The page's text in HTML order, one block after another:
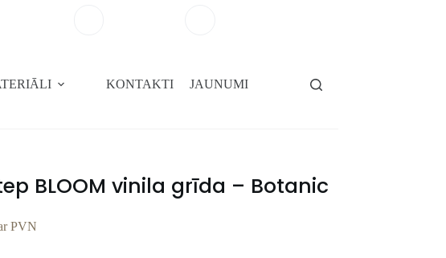
KONTAKTI JAUNUMI
BLOOM vinila grīda – Botanic
PVN